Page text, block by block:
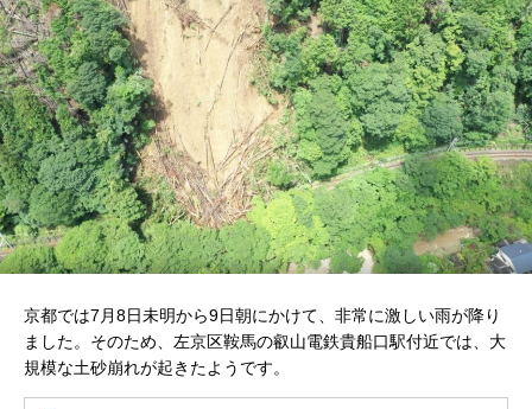
京都では7月8日未明から9日朝にかけて、非常に激しい雨が降り
ました。そのため、左京区鞍馬の叡山電鉄貴船口駅付近では、大
規模な土砂崩れが起きたようです。